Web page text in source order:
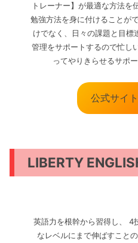
トレーナー】が最適な方法を
勉強方法を身に付けることが
けでなく、日々の課題と目標
管理をサポートするので忙し
ってやりきらせるサポ
公式サイ
LIBERTY
英語力を根幹から習得し、 4
なレベルにまで伸ばすこと